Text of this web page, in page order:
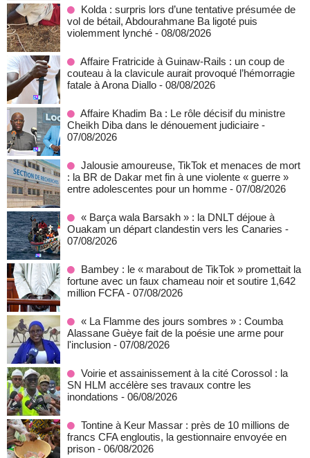
Kolda : surpris lors d’une tentative présumée de
vol de bétail, Abdourahmane Ba ligoté puis
violemment lynché - 08/08/2026
Affaire Fratricide à Guinaw-Rails : un coup de
couteau à la clavicule aurait provoqué l’hémorragie
fatale à Arona Diallo - 08/08/2026
Affaire Khadim Ba : Le rôle décisif du ministre
Cheikh Diba dans le dénouement judiciaire -
07/08/2026
Jalousie amoureuse, TikTok et menaces de mort
: la BR de Dakar met fin à une violente « guerre »
entre adolescentes pour un homme - 07/08/2026
« Barça wala Barsakh » : la DNLT déjoue à
Ouakam un départ clandestin vers les Canaries -
07/08/2026
Bambey : le « marabout de TikTok » promettait la
fortune avec un faux chameau noir et soutire 1,642
million FCFA - 07/08/2026
« La Flamme des jours sombres » : Coumba
Alassane Guèye fait de la poésie une arme pour
l'inclusion - 07/08/2026
Voirie et assainissement à la cité Corossol : la
SN HLM accélère ses travaux contre les
inondations - 06/08/2026
Tontine à Keur Massar : près de 10 millions de
francs CFA engloutis, la gestionnaire envoyée en
prison - 06/08/2026